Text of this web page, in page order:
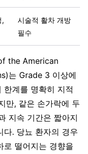
,
시술적 활차 개방
필수
the American
는 Grade 3 이상에
한계를 명확히 지적
만, 같은 손가락에 두
지속 기간은 짧아지
다. 당뇨 환자의 경우
로 떨어지는 경향을